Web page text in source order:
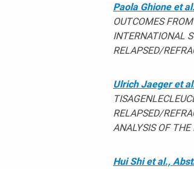
Paola Ghione et
OUTCOMES
INTERNATIONAL
RELAPSED/
Ulrich Jaeger et
RELAPSED/
ANALYSIS OF
Hui Shi et al.,